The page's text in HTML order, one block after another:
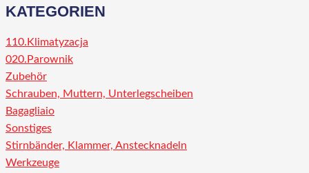
KATEGORIEN
110.Klimatyzacja
020.Parownik
Zubehör
Schrauben, Muttern, Unterlegscheiben
Bagagliaio
Sonstiges
Stirnbänder, Klammer, Anstecknadeln
Werkzeuge